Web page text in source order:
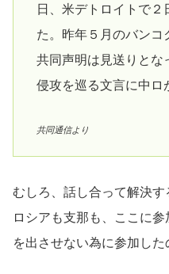
日、米デトロイトで
た。昨年５月のバンコ
共同声明は見送りとな
侵攻を巡る文言に中ロ
共同通信より
むしろ、話し合って解決す
ロシアも支那も、ここに
を出させない為に参加した